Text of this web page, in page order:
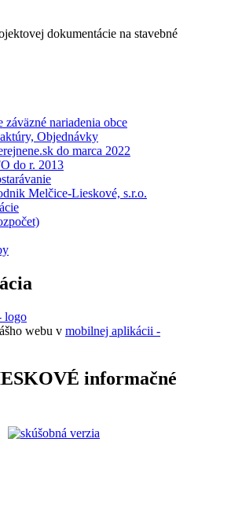
dokumentácie na stavebné
záväzné nariadenia obce
Objednávky
do marca 2022
do r. 2013
Melčice-Lieskové, s.r.o.
webu v mobilnej aplikácii -
informačné